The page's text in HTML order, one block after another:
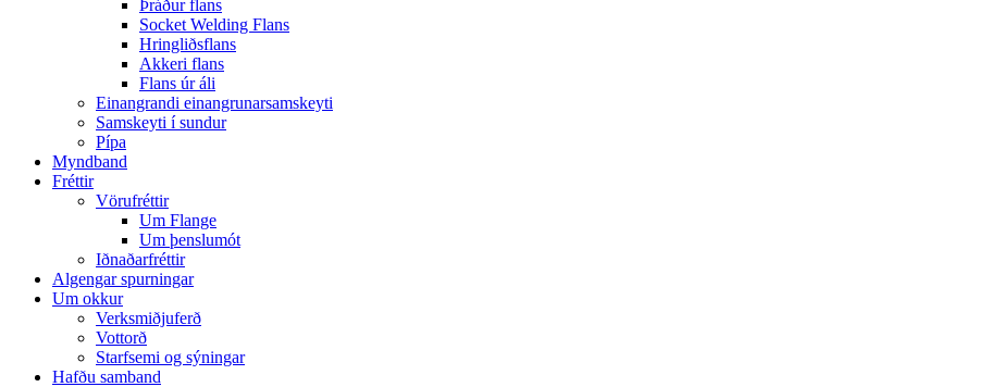
Þráður flans
Socket Welding Flans
Hringliðsflans
Akkeri flans
Flans úr áli
Einangrandi einangrunarsamskeyti
Samskeyti í sundur
Pípa
Myndband
Fréttir
Vörufréttir
Um Flange
Um þenslumót
Iðnaðarfréttir
Algengar spurningar
Um okkur
Verksmiðjuferð
Vottorð
Starfsemi og sýningar
Hafðu samband